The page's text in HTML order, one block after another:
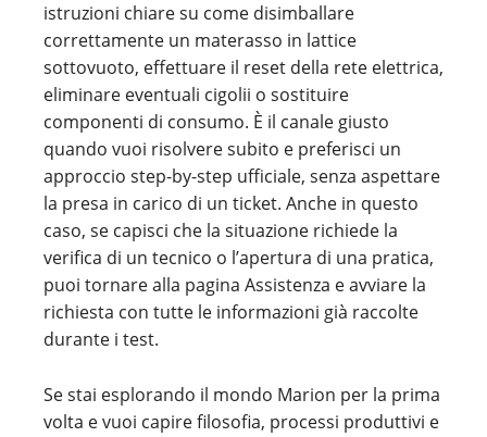
istruzioni chiare su come disimballare
correttamente un materasso in lattice
sottovuoto, effettuare il reset della rete elettrica,
eliminare eventuali cigolii o sostituire
componenti di consumo. È il canale giusto
quando vuoi risolvere subito e preferisci un
approccio step-by-step ufficiale, senza aspettare
la presa in carico di un ticket. Anche in questo
caso, se capisci che la situazione richiede la
verifica di un tecnico o l’apertura di una pratica,
puoi tornare alla pagina Assistenza e avviare la
richiesta con tutte le informazioni già raccolte
durante i test.
Se stai esplorando il mondo Marion per la prima
volta e vuoi capire filosofia, processi produttivi e